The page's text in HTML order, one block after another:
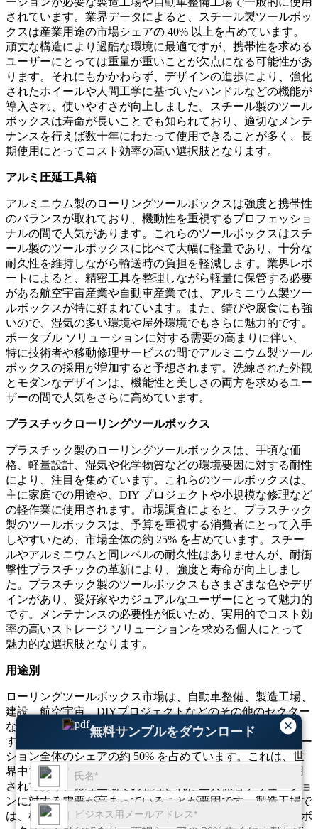
×
無料サンプルをダウンロード
されています。業界データによると、スチール製ツールボッ
クスは産業用途の市場シェアの 40% 以上を占めています。
頑丈な構造により過酷な環境に最適ですが、携帯性を求める
ユーザーにとっては重量が重いことが欠点になる可能性があ
ります。それにもかかわらず、デザインの進歩により、強化
されたホイールや人間工学に基づいたハンドルなどの機能が
導入され、使いやすさが向上しました。スチール製のツール
ボックスは寿命が長いことでも知られており、適切なメンテ
ナンスを行えば数十年にわたって使用できることが多く、長
期使用にとってコスト効率の高い選択肢となります。
アルミ圧延工具箱
アルミニウム製のローリングツールボックスは強度と携帯性
のバランスが取れており、機動性を重視するプロフェッショ
ナルの間で人気があります。これらのツールボックスはスチ
ール製のツールボックスに比べて大幅に軽量であり、十分な
耐久性を維持しながら輸送時の負担を軽減します。業界レポ
ートによると、精密工具を整理しながら軽量に保管する必要
がある航空宇宙産業や自動車産業では、アルミニウム製ツー
ルボックスが特に好まれています。また、錆びや腐食にも強
いので、湿気の多い環境や屋外環境でもさらに魅力的です。
ポータブル ソリューションに対する需要の高まりに伴い、
特に技術者や移動修理サービスの間でアルミニウム製ツール
ボックスの採用が増加すると予想されます。洗練された外観
とモダンなデザインは、機能性と美しさの両方を求めるユー
ザーの間で人気をさらに高めています。
プラスチックローリングツールボックス
プラスチック製のローリングツールボックスは、手頃な価
格、軽量設計、湿気や化学物質などの環境要因に対する耐性
により、注目を集めています。これらのツールボックスは、
主に家庭での用途や、DIY プロジェクトや小規模な修理など
の軽作業に使用されます。市場調査によると、プラスチック
製のツールボックスは、予算を重視する消費者にとって入手
しやすいため、市場全体の約 25% を占めています。スチー
ルやアルミニウムと同レベルの耐久性はありませんが、耐衝
撃性プラスチックの革新により、強度と寿命が向上しまし
た。プラスチック製のツールボックスもさまざまな色やデザ
インがあり、愛好家やカジュアルなユーザーにとって魅力的
です。メンテナンスの必要性が低いため、実用的でコスト効
率の高いストレージ ソリューションを求める個人にとって
魅力的な選択肢となります。
用途別
ローリングツールボックス市場は、自動車整備、製造工場、
建設、航空宇宙、DIYプロジェクトなどのその他のセクター
などの主要分野にアプリケーションごとに分割されていま
す。自動車メンテナンスが市場を支配しており、アプリケー
ション全体のシェアの約 50% を占めています。これは、世
界中で車両の数が増加しており、14 億台以上の車両が使用
されており、修理工場での整理された工具保管ソリューショ
ンに対する需要が高まっていることが要因です。製造工場で
は、機械や組立ラインのメンテナンスにローリングツールボ